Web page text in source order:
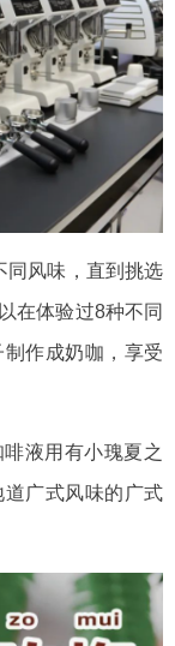
同风味，直到挑选
在体验过8种不同
作成奶咖，享受
液用有小瑰夏之
广式风味的广式